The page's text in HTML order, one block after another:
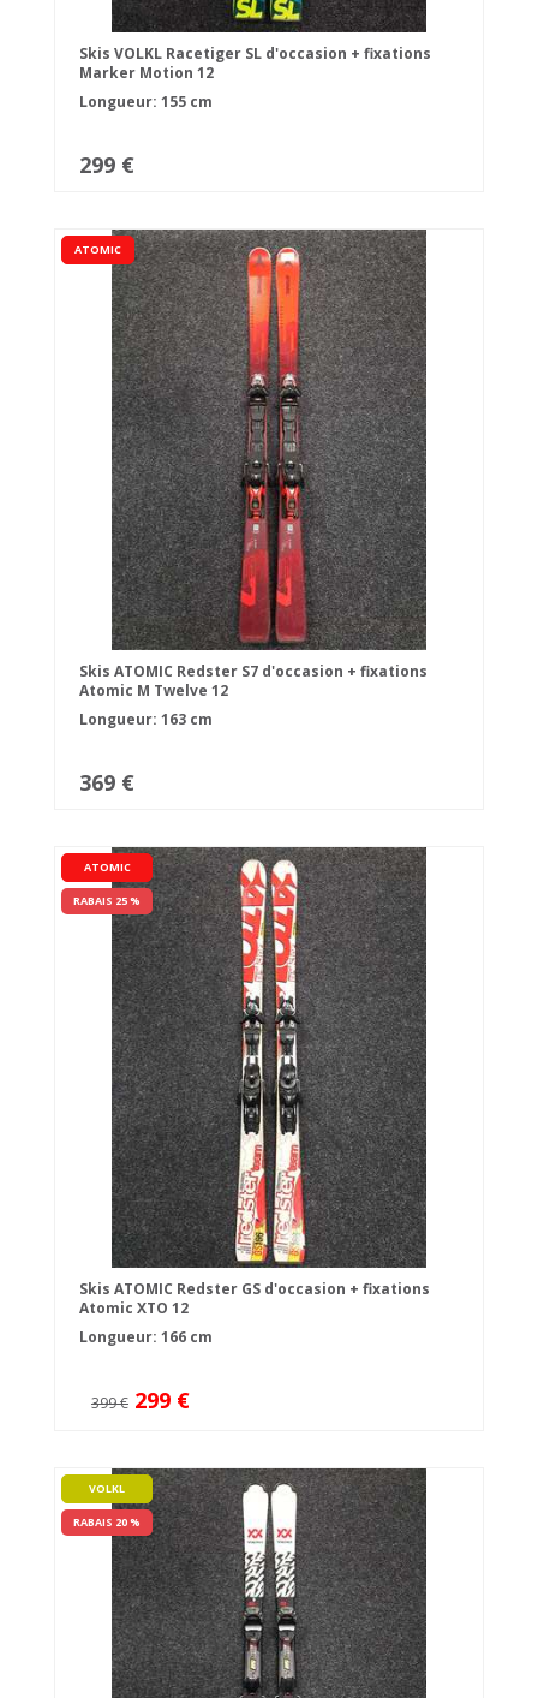
Skis VOLKL Racetiger SL d'occasion + fixations
Marker Motion 12
Longueur: 155 cm
299 €
ATOMIC
Skis ATOMIC Redster S7 d'occasion + fixations
Atomic M Twelve 12
Longueur: 163 cm
369 €
ATOMIC
RABAIS 25 %
Skis ATOMIC Redster GS d'occasion + fixations
Atomic XTO 12
Longueur: 166 cm
399 € 299 €
VOLKL
RABAIS 20 %